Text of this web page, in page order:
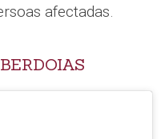
afectadas.